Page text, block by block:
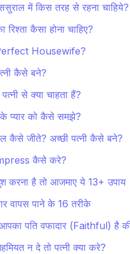
में किस तरह से रहना चाहिये?
रिश्ता कैसा होना चाहिए?
Housewife?
कैसे बने?
से क्या चाहता हैं?
प्यार को कैसे समझे?
कैसे जीते? अच्छी पत्नी कैसे बने?
कैसे करे?
करना है तो आजमाए ये 13+ उपाय
वापस पाने के 16 तरीके
पति वफादार (Faithful) है
न दे तो पत्नी क्या करे?